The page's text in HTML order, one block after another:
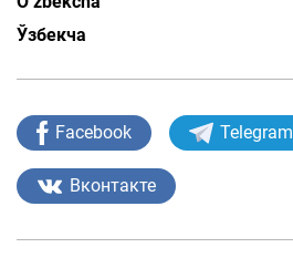
Ўзбекча
Facebook Telegram
Вконтакте